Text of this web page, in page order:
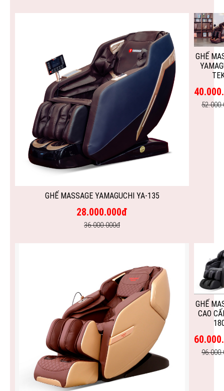
GHẾ MASSAGE YAMAGUCHI YA-135
28.000.000đ
36.000.000đ
GHẾ
GHẾ
CAO